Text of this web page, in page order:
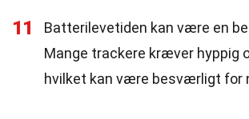
11
Batterilevetiden kan være en
Mange trackere kræver hyppig
hvilket kan være besværligt for